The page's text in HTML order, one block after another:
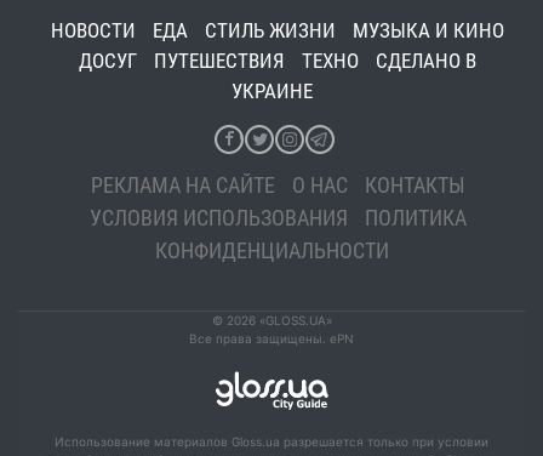
НОВОСТИ ЕДА СТИЛЬ ЖИЗНИ
МУЗЫКА И КИНО
ДОСУГ
ПУТЕШЕСТВИЯ ТЕХНО
СДЕЛАНО В
УКРАИНЕ
РЕКЛАМА НА САЙТЕ О НАС
КОНТАКТЫ
УСЛОВИЯ ИСПОЛЬЗОВАНИЯ
ПОЛИТИКА
КОНФИДЕНЦИАЛЬНОСТИ
© 2026 «GLOSS.UA»
Все права защищены. ePN
Использование материалов Gloss.ua разрешается только при условии